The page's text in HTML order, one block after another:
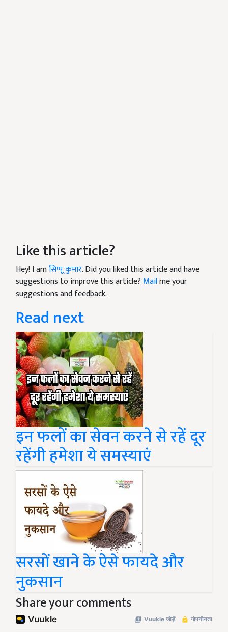
Like this article?
Hey! I amसिप्पू कुमार. Did you liked this article and have
suggestions to improve this article? Mailme your
suggestions and feedback.
Read next
इन फलों का सेवन करने से रहें दूर
रहेंगी हमेशा ये समस्याएं
सरसों खाने के ऐसे फायदे और
नुकसान
Share your comments